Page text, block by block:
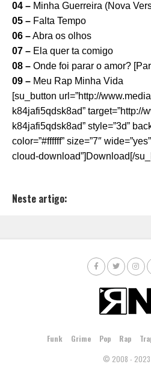
04 – Minha Guerreira (Nova
05 – Falta Tempo
06 –Abra os olhos
07 – Ela quer ta comigo
08 – Onde foi parar o amor?
09 – Meu Rap Minha Vida
[su_button url=”http://
k84jafi5qdsk8ad” target=”http://
k84jafi5qdsk8ad” style=”3d”
color=”#ffffff” size=”7″
cloud-download”]Download[/
Neste artigo:
Funk Grime Pop Rap
© 2008 - 2023